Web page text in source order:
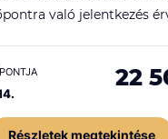
való jelentkezés
22
Részletek megtekintése